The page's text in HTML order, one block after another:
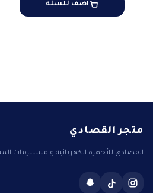
أضف للسلة
متجر القصادي
القصادي للأجهزة الكهربائية و مستلزمات